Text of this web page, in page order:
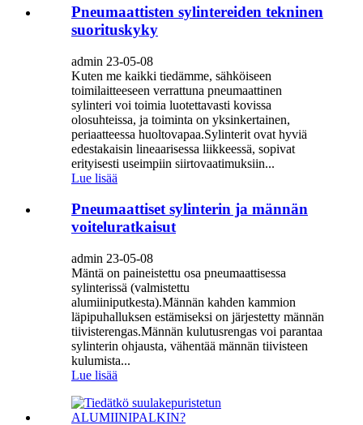
Pneumaattisten sylintereiden tekninen
suorituskyky
admin 23-05-08
Kuten me kaikki tiedämme, sähköiseen
toimilaitteeseen verrattuna pneumaattinen
sylinteri voi toimia luotettavasti kovissa
olosuhteissa, ja toiminta on yksinkertainen,
periaatteessa huoltovapaa.Sylinterit ovat hyviä
edestakaisin lineaarisessa liikkeessä, sopivat
erityisesti useimpiin siirtovaatimuksiin...
Lue lisää
Pneumaattiset sylinterin ja männän
voiteluratkaisut
admin 23-05-08
Mäntä on paineistettu osa pneumaattisessa
sylinterissä (valmistettu
alumiiniputkesta).Männän kahden kammion
läpipuhalluksen estämiseksi on järjestetty männän
tiivisterengas.Männän kulutusrengas voi parantaa
sylinterin ohjausta, vähentää männän tiivisteen
kulumista...
Lue lisää